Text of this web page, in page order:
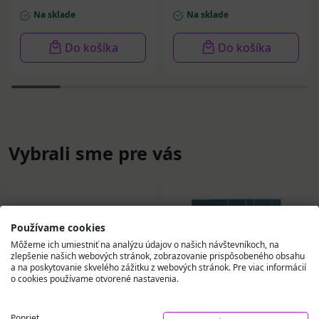
Na sklade
Do košíka
Na sklade
Do košíka
Vybrali sme pre vás
Používame cookies
Môžeme ich umiestniť na analýzu údajov o našich návštevníkoch, na
zlepšenie našich webových stránok, zobrazovanie prispôsobeného obsahu
a na poskytovanie skvelého zážitku z webových stránok. Pre viac informácií
o cookies používame otvorené nastavenia.